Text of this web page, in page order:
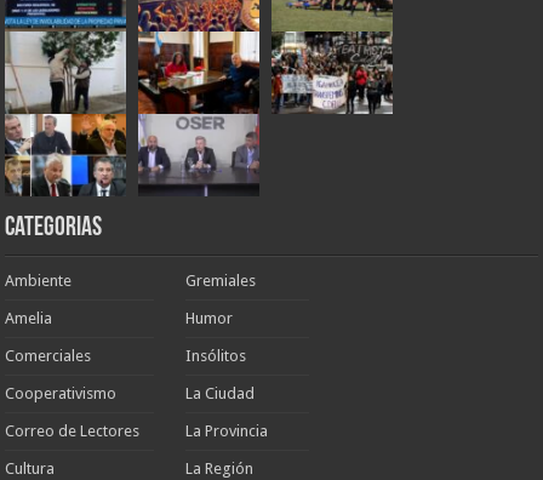
Categorias
Ambiente
Amelia
Comerciales
Cooperativismo
Correo de Lectores
Cultura
Gremiales
Humor
Insólitos
La Ciudad
La Provincia
La Región